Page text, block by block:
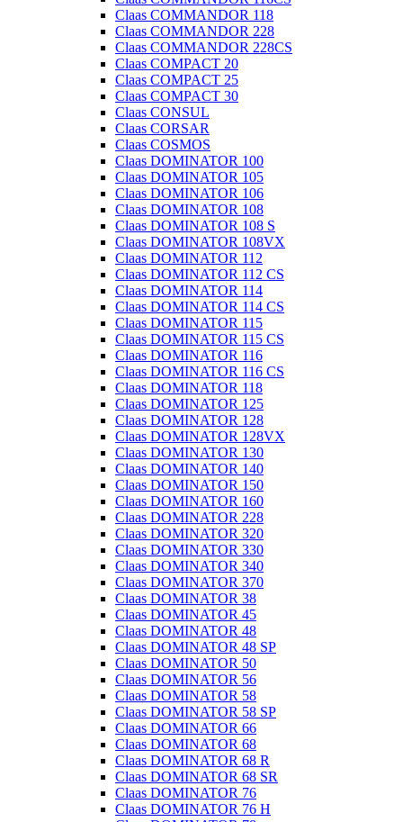
Claas COMMANDOR 118
Claas COMMANDOR 228
Claas COMMANDOR 228CS
Claas COMPACT 20
Claas COMPACT 25
Claas COMPACT 30
Claas CONSUL
Claas CORSAR
Claas COSMOS
Claas DOMINATOR 100
Claas DOMINATOR 105
Claas DOMINATOR 106
Claas DOMINATOR 108
Claas DOMINATOR 108 S
Claas DOMINATOR 108VX
Claas DOMINATOR 112
Claas DOMINATOR 112 CS
Claas DOMINATOR 114
Claas DOMINATOR 114 CS
Claas DOMINATOR 115
Claas DOMINATOR 115 CS
Claas DOMINATOR 116
Claas DOMINATOR 116 CS
Claas DOMINATOR 118
Claas DOMINATOR 125
Claas DOMINATOR 128
Claas DOMINATOR 128VX
Claas DOMINATOR 130
Claas DOMINATOR 140
Claas DOMINATOR 150
Claas DOMINATOR 160
Claas DOMINATOR 228
Claas DOMINATOR 320
Claas DOMINATOR 330
Claas DOMINATOR 340
Claas DOMINATOR 370
Claas DOMINATOR 38
Claas DOMINATOR 45
Claas DOMINATOR 48
Claas DOMINATOR 48 SP
Claas DOMINATOR 50
Claas DOMINATOR 56
Claas DOMINATOR 58
Claas DOMINATOR 58 SP
Claas DOMINATOR 66
Claas DOMINATOR 68
Claas DOMINATOR 68 R
Claas DOMINATOR 68 SR
Claas DOMINATOR 76
Claas DOMINATOR 76 H